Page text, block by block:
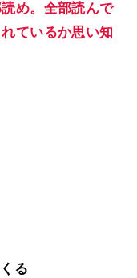
め。全部読んで
ているか思い知
る